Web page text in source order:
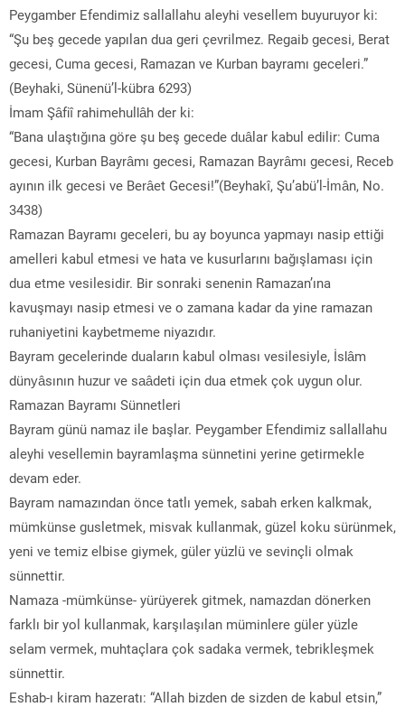
Peygamber Efendimiz sallallahu aleyhi vesellem buyuruyor ki:
“Şu beş gecede yapılan dua geri çevrilmez. Regaib gecesi, Berat
gecesi, Cuma gecesi, Ramazan ve Kurban bayramı geceleri.”
(Beyhaki, Sünenü’l-kübra 6293)
İmam Şâfiî rahimehullâh der ki:
“Bana ulaştığına göre şu beş gecede duâlar kabul edilir: Cuma
gecesi, Kurban Bayrâmı gecesi, Ramazan Bayrâmı gecesi, Receb
ayının ilk gecesi ve Berâet Gecesi!”(Beyhakî, Şu’abü’l-İmân, No.
3438)
Ramazan Bayramı geceleri, bu ay boyunca yapmayı nasip ettiği
amelleri kabul etmesi ve hata ve kusurlarını bağışlaması için
dua etme vesilesidir. Bir sonraki senenin Ramazan’ına
kavuşmayı nasip etmesi ve o zamana kadar da yine ramazan
ruhaniyetini kaybetmeme niyazıdır.
Bayram gecelerinde duaların kabul olması vesilesiyle, İslâm
dünyâsının huzur ve saâdeti için dua etmek çok uygun olur.
Ramazan Bayramı Sünnetleri
Bayram günü namaz ile başlar. Peygamber Efendimiz sallallahu
aleyhi vesellemin bayramlaşma sünnetini yerine getirmekle
devam eder.
Bayram namazından önce tatlı yemek, sabah erken kalkmak,
mümkünse gusletmek, misvak kullanmak, güzel koku sürünmek,
yeni ve temiz elbise giymek, güler yüzlü ve sevinçli olmak
sünnettir.
Namaza -mümkünse- yürüyerek gitmek, namazdan dönerken
farklı bir yol kullanmak, karşılaşılan müminlere güler yüzle
selam vermek, muhtaçlara çok sadaka vermek, tebrikleşmek
sünnettir.
Eshab-ı kiram hazeratı: “Allah bizden de sizden de kabul etsin,”